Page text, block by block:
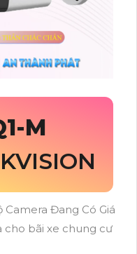
M
Camera Đang Có Giá
cho bãi xe chung cư